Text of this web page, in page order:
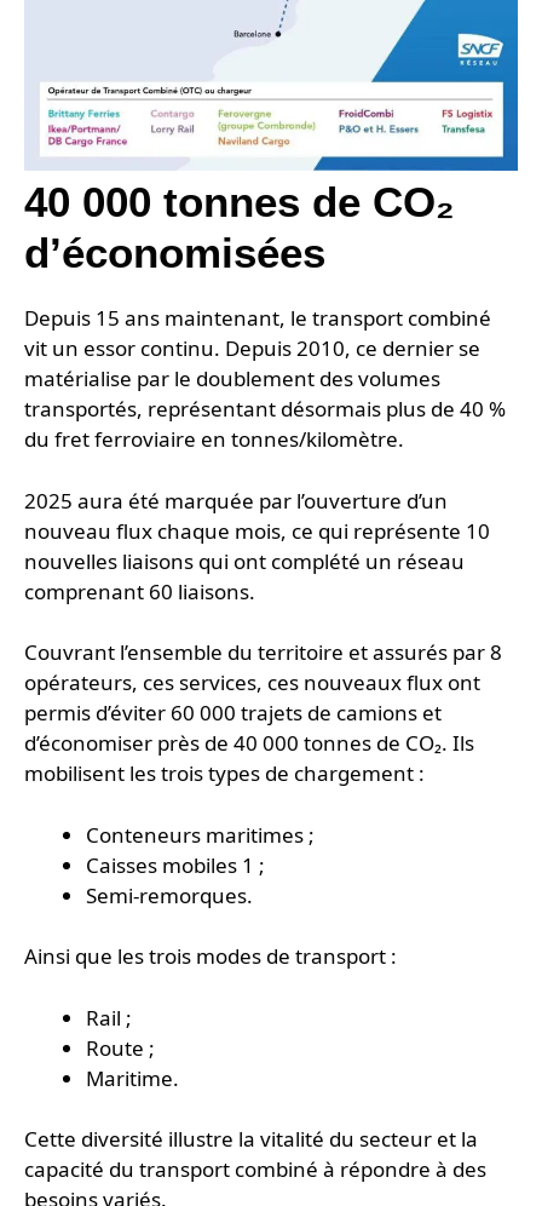
40 000 tonnes de CO₂
d’économisées
Depuis 15 ans maintenant, le transport combiné
vit un essor continu. Depuis 2010, ce dernier se
matérialise par le doublement des volumes
transportés, représentant désormais plus de 40 %
du fret ferroviaire en tonnes/kilomètre.
2025 aura été marquée par l’ouverture d’un
nouveau flux chaque mois, ce qui représente 10
nouvelles liaisons qui ont complété un réseau
comprenant 60 liaisons.
Couvrant l’ensemble du territoire et assurés par 8
opérateurs, ces services, ces nouveaux flux ont
permis d’éviter 60 000 trajets de camions et
d’économiser près de 40 000 tonnes de CO₂. Ils
mobilisent les trois types de chargement :
Conteneurs maritimes ;
Caisses mobiles 1 ;
Semi-remorques.
Ainsi que les trois modes de transport :
Rail ;
Route ;
Maritime.
Cette diversité illustre la vitalité du secteur et la
capacité du transport combiné à répondre à des
besoins variés.